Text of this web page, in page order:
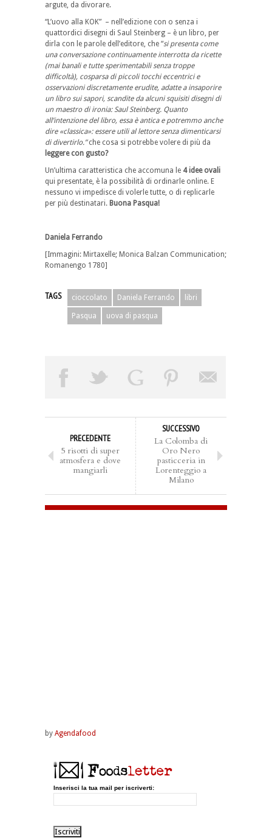
argute, da divorare.
“L’uovo alla KOK” – nell’edizione con o senza i
quattordici disegni di Saul Steinberg – è un libro, per
dirla con le parole dell’editore, che “si presenta come
una conversazione continuamente interrotta da ricette
(mai banali e tutte sperimentabili senza troppe
difficoltà), cosparsa di piccoli tocchi eccentrici e
osservazioni discretamente erudite, adatte a insaporire
un libro sui sapori, scandite da alcuni squisiti disegni di
un maestro di ironia: Saul Steinberg. Quanto
all’intenzione del libro, essa è antica e potremmo anche
dire «classica»: essere utili al lettore senza dimenticarsi
di divertirlo.”che cosa si potrebbe volere di più da
leggere con gusto?
Un’ultima caratteristica che accomuna le 4 idee ovali
qui presentate, è la possibilità di ordinarle online. E
nessuno vi impedisce di volerle tutte, o di replicarle
per più destinatari. Buona Pasqua!
Daniela Ferrando
[Immagini: Mirtaxelle; Monica Balzan Communication;
Romanengo 1780]
TAGS cioccolato Daniela Ferrando libri
Pasqua uova di pasqua
PRECEDENTE
5 risotti di super
atmosfera e dove
mangiarli
SUCCESSIVO
La Colomba di
Oro Nero
pasticceria in
Lorenteggio a
Milano
by Agendafood
Inserisci la tua mail per iscriverti: